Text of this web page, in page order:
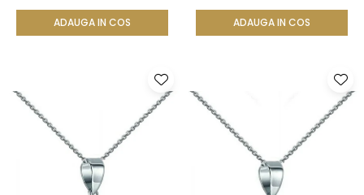
ADAUGA IN COS ADAUGA IN COS